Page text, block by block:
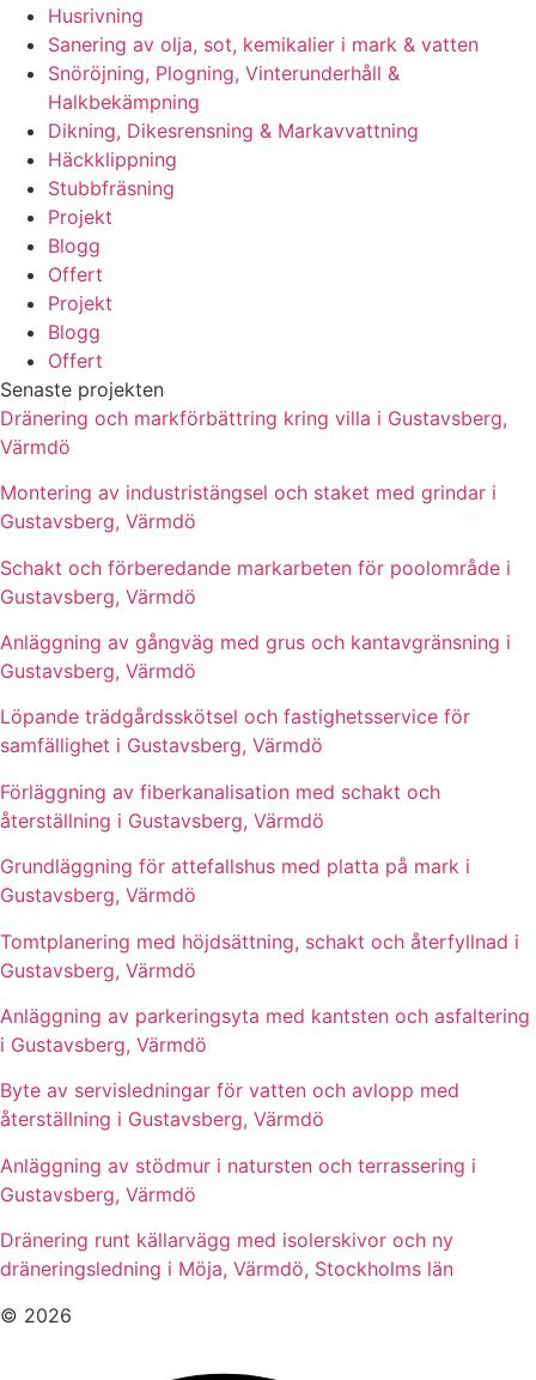
Husrivning
Sanering av olja, sot, kemikalier i mark & vatten
Snöröjning, Plogning, Vinterunderhåll &
Halkbekämpning
Dikning, Dikesrensning & Markavvattning
Häckklippning
Stubbfräsning
Projekt
Blogg
Offert
Projekt
Blogg
Offert
Senaste projekten
Dränering och markförbättring kring villa i Gustavsberg,
Värmdö
Montering av industristängsel och staket med grindar i
Gustavsberg, Värmdö
Schakt och förberedande markarbeten för poolområde i
Gustavsberg, Värmdö
Anläggning av gångväg med grus och kantavgränsning i
Gustavsberg, Värmdö
Löpande trädgårdsskötsel och fastighetsservice för
samfällighet i Gustavsberg, Värmdö
Förläggning av fiberkanalisation med schakt och
återställning i Gustavsberg, Värmdö
Grundläggning för attefallshus med platta på mark i
Gustavsberg, Värmdö
Tomtplanering med höjdsättning, schakt och återfyllnad i
Gustavsberg, Värmdö
Anläggning av parkeringsyta med kantsten och asfaltering
i Gustavsberg, Värmdö
Byte av servisledningar för vatten och avlopp med
återställning i Gustavsberg, Värmdö
Anläggning av stödmur i natursten och terrassering i
Gustavsberg, Värmdö
Dränering runt källarvägg med isolerskivor och ny
dräneringsledning i Möja, Värmdö, Stockholms län
© 2026